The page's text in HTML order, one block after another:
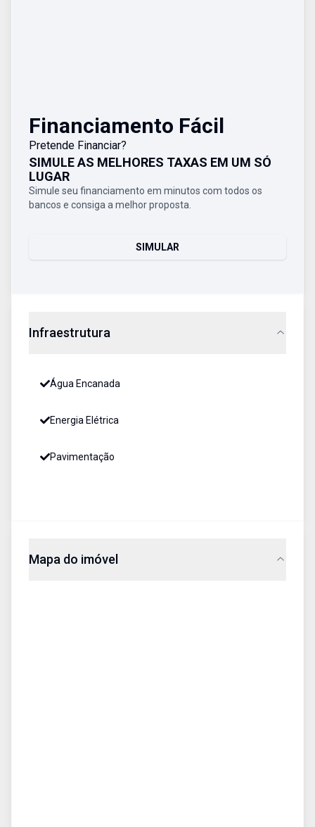
Financiamento Fácil
Pretende Financiar?
SIMULE AS MELHORES TAXAS EM UM SÓ
LUGAR
Simule seu financiamento em minutos com todos os
bancos e consiga a melhor proposta.
SIMULAR
Infraestrutura
Água Encanada
Energia Elétrica
Pavimentação
Mapa do imóvel